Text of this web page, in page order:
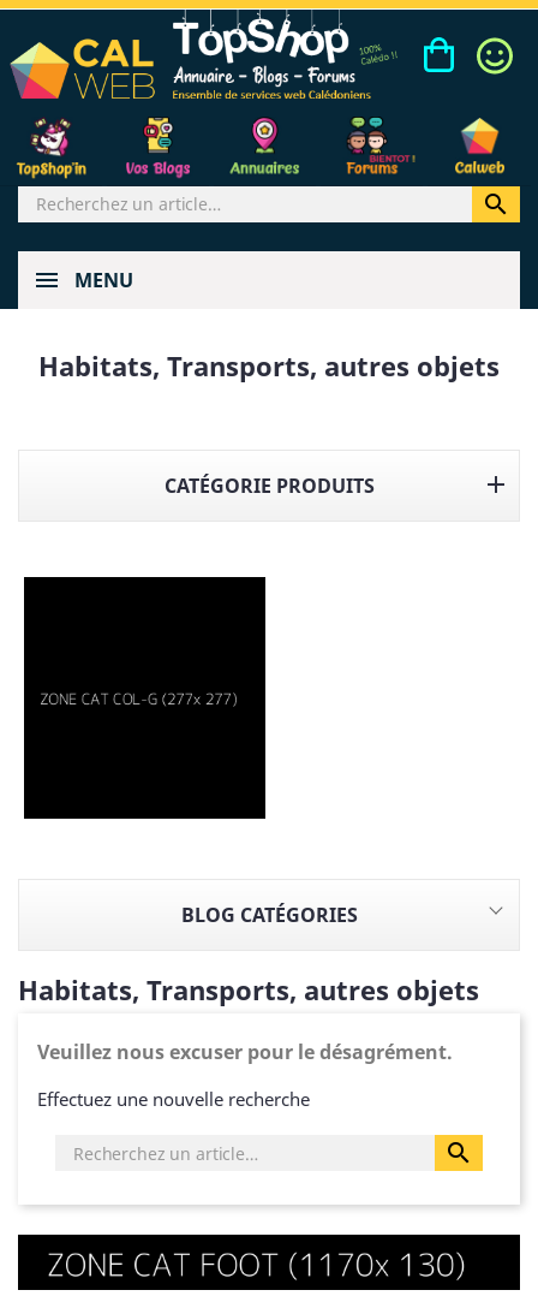

MENU
Habitats, Transports, autres objets
CATÉGORIE PRODUITS 
BLOG CATÉGORIES
Habitats, Transports, autres objets
Veuillez nous excuser pour le désagrément.
Effectuez une nouvelle recherche
